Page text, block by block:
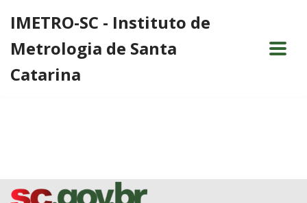
para
o
IMETRO-SC - Instituto de
Metrologia de Santa
Catarina